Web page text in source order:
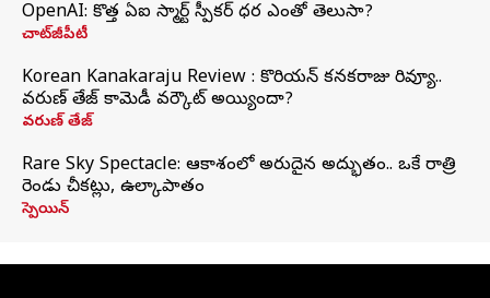
OpenAI: కొత్త ఏఐ స్మార్ట్ స్పీకర్ ధర ఎంతో తెలుసా?
చాట్‌జీపీటీ
Korean Kanakaraju Review : కొరియన్ కనకరాజు రివ్యూ..
వరుణ్ తేజ్ కామెడీ వర్కౌట్ అయ్యిందా?
వరుణ్ తేజ్
Rare Sky Spectacle: ఆకాశంలో అరుదైన అద్భుతం.. ఒకే రాత్రి
రెండు చీకట్లు, ఉల్కాపాతం
స్పెయిన్